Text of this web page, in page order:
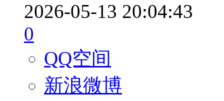
2026-05-13 20:04:43
0
QQ空间
新浪微博